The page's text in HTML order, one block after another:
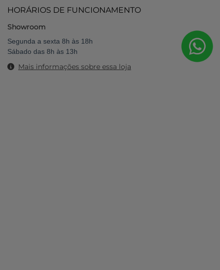
HORÁRIOS DE FUNCIONAMENTO
Showroom
Segunda a sexta 8h às 18h
Sábado das 8h às 13h
Mais informações sobre essa loja